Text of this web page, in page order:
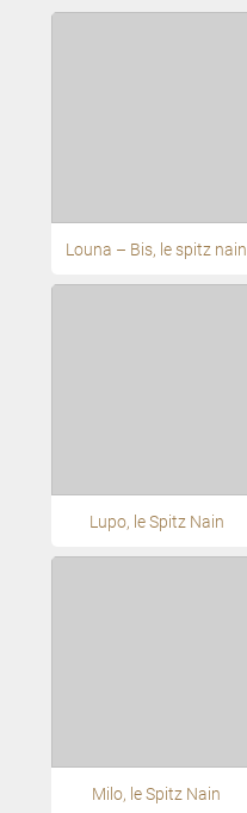
Louna – Bis, le spitz nain
Lupo, le Spitz Nain
Milo, le Spitz Nain